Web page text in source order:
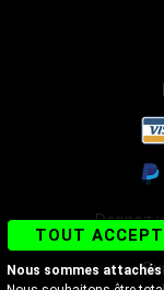
Donnez
TOUT
Nous sommes